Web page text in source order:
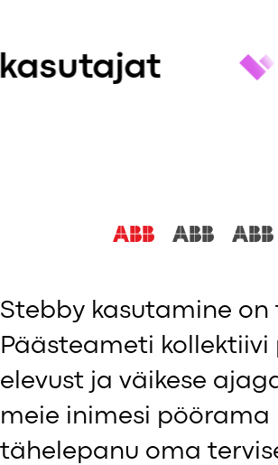
8 500
Stebby kasutamine on
Päästeameti kollektiivi
elevust ja väikese
meie inimesi pöörama
tähelepanu oma